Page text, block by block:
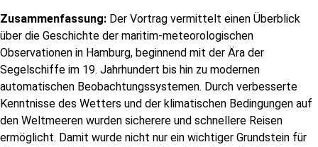
Zusammenfassung: Der Vortrag vermittelt einen Überblick
über die Geschichte der maritim-meteorologischen
Observationen in Hamburg, beginnend mit der Ära der
Segelschiffe im 19. Jahrhundert bis hin zu modernen
automatischen Beobachtungssystemen. Durch verbesserte
Kenntnisse des Wetters und der klimatischen Bedingungen auf
den Weltmeeren wurden sicherere und schnellere Reisen
ermöglicht. Damit wurde nicht nur ein wichtiger Grundstein für